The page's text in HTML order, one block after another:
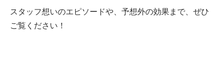
スタッフ想いのエピソードや、予想外の効果まで、ぜひ
ご覧ください！